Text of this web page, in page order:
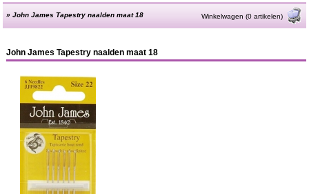
»John James Tapestry naalden maat 18 Winkelwagen (0 artikelen)
John James Tapestry naalden maat 18